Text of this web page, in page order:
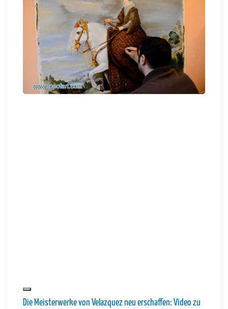
Die Meisterwerke von Velazquez neu erschaffen: Video zu